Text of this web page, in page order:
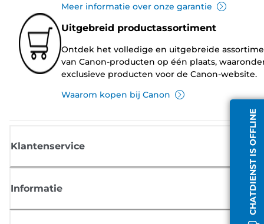
CHATDIENST IS OFFLINE
Meer informatie over onze garantie
Uitgebreid productassortiment
Ontdek het volledige en uitgebreide
van Canon-producten op één plaats,
exclusieve producten voor de Canon-website.
Waarom kopen bij Canon
Klantenservice
Informatie